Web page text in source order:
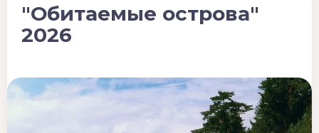
"Обитаемые острова"
2026